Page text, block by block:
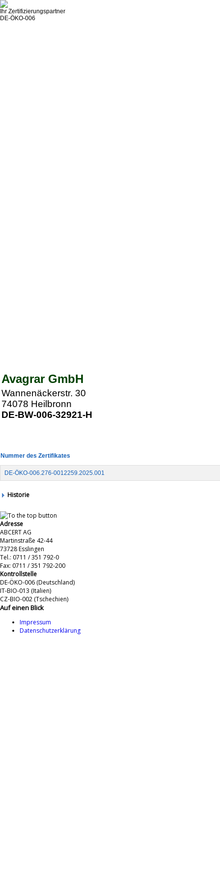
Ihr Zertifizierungspartner
DE-ÖKO-006
Avagrar GmbH
Wannenäckerstr. 30
74078 Heilbronn
DE-BW-006-32921-H
Nummer des Zertifikates
DE-ÖKO-006.276-0012259.2025.001
Historie
Adresse
ABCERT AG
Martinstraße 42-44
73728 Esslingen
Tel.: 0711 / 351 792-0
Fax: 0711 / 351 792-200
Kontrollstelle
DE-ÖKO-006 (Deutschland)
IT-BIO-013 (Italien)
CZ-BIO-002 (Tschechien)
Auf einen Blick
Impressum
Datenschutzerklärung